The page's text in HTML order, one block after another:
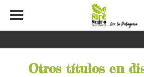
Otros títulos en